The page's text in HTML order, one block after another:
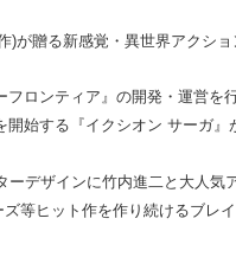
)が贈る新感覚・異世界アクショ
ロンティア』の開発・運営を
始する『イクシオン サーガ』
デザインに竹内進二と大人気
等ヒット作を作り続けるブレイ